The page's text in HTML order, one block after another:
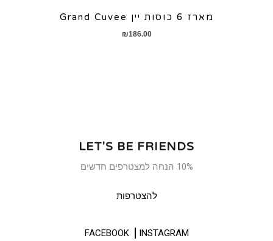
מארז 6 כוסות יין Grand Cuvee
₪186.00
LET'S BE FRIENDS
10% הנחה למצטרפים חדשים
להצטרפות
FACEBOOK INSTAGRAM